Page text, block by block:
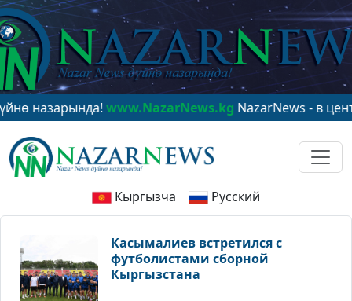
www.NazarNews.kgNazarNews - в центре
Кыргызча Русский
Касымалиев встретился с
футболистами сборной
Кыргызстана